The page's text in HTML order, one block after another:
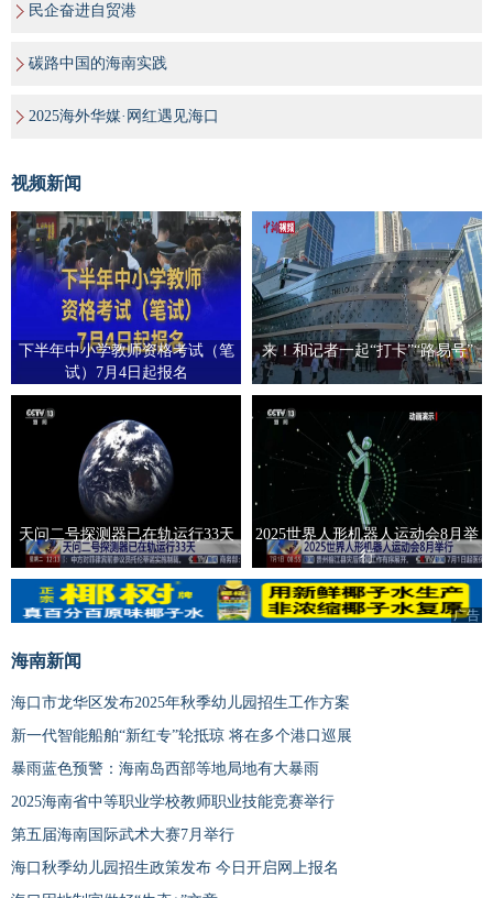
民企奋进自贸港
碳路中国的海南实践
2025海外华媒·网红遇见海口
视频新闻
下半年中小学教师资格考试（笔
试）7月4日起报名
来！和记者一起“打卡”“路易号”
天问二号探测器已在轨运行33天
2025世界人形机器人运动会8月举
行
广告
海南新闻
海口市龙华区发布2025年秋季幼儿园招生工作方案
新一代智能船舶“新红专”轮抵琼 将在多个港口巡展
暴雨蓝色预警：海南岛西部等地局地有大暴雨
2025海南省中等职业学校教师职业技能竞赛举行
第五届海南国际武术大赛7月举行
海口秋季幼儿园招生政策发布 今日开启网上报名